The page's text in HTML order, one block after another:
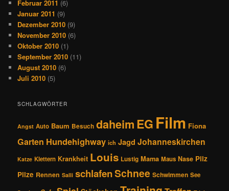
Februar 2011 (6)
Januar 2011 (9)
Dezember 2010 (9)
November 2010 (6)
Oktober 2010 (1)
September 2010 (11)
August 2010 (6)
Juli 2010 (5)
SCHLAGWÖRTER
Angst Auto Baum Besuch daheimEG Film Fiona
Garten Hundehighway ich Jagd Johanneskirchen
Katze Klettern Krankheit Louis Lustig Mama Maus Nase Pilz
Pilze Rennen Salli schlafenSchnee Schwimmen See